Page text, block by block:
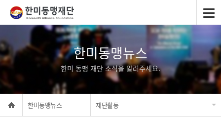
한미동맹뉴스
한미 동맹 재단 소식을 알려주세요.
한미동맹뉴스 재단활동